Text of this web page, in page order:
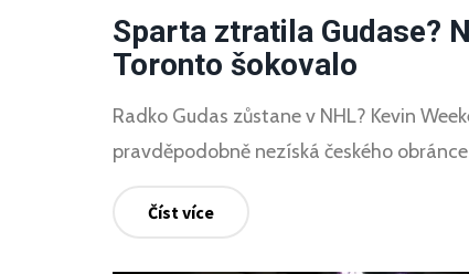
Sparta ztratila Gudase?
Toronto šokovalo
Radko Gudas zůstane v NHL? Kevin
pravděpodobně nezíská českého
Číst více